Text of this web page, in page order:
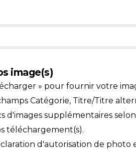
image(s)
» pour fournir votre
Catégorie, Titre/Titre
d'images supplémentaires selon
téléchargement(s).
d'autorisation de photo